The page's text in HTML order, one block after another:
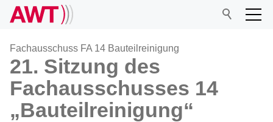
AWT
Fachausschuss FA 14 Bauteilreinigung
21. Sitzung des
Fachausschusses 14
„Bauteilreinigung“